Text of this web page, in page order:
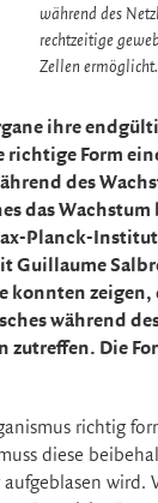
während des
rechtzeitige
Zellen
ihre
richtige Form
des
das Wachstum
Planck-
Guillaume
konnten zeigen,
während
zutreffen. Die
richtig
diese
wird.